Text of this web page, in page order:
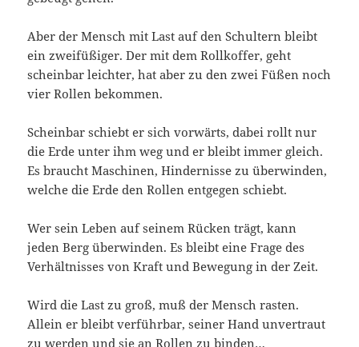
Aber der Mensch mit Last auf den Schultern bleibt
ein zweifüßiger. Der mit dem Rollkoffer, geht
scheinbar leichter, hat aber zu den zwei Füßen noch
vier Rollen bekommen.
Scheinbar schiebt er sich vorwärts, dabei rollt nur
die Erde unter ihm weg und er bleibt immer gleich.
Es braucht Maschinen, Hindernisse zu überwinden,
welche die Erde den Rollen entgegen schiebt.
Wer sein Leben auf seinem Rücken trägt, kann
jeden Berg überwinden. Es bleibt eine Frage des
Verhältnisses von Kraft und Bewegung in der Zeit.
Wird die Last zu groß, muß der Mensch rasten.
Allein er bleibt verführbar, seiner Hand unvertraut
zu werden und sie an Rollen zu binden…